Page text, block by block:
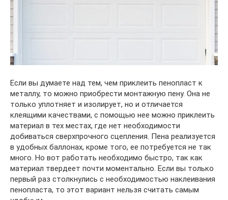
Если вы думаете над тем, чем приклеить пенопласт к
металлу, то можно приобрести монтажную пену. Она не
только уплотняет и изолирует, но и отличается
клеящими качествами, с помощью нее можно приклеить
материал в тех местах, где нет необходимости
добиваться сверхпрочного сцепления. Пена реализуется
в удобных баллонах, кроме того, ее потребуется не так
много. Но вот работать необходимо быстро, так как
материал твердеет почти моментально. Если вы только
первый раз столкнулись с необходимостью наклеивания
пенопласта, то этот вариант нельзя считать самым